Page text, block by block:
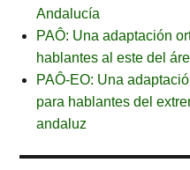
Andalucía
PAÔ: Una adaptación
hablantes al este del
PAÔ-EO: Una
para hablantes del
andaluz